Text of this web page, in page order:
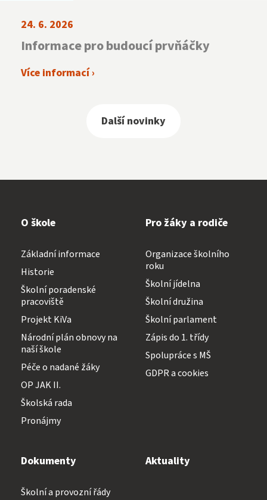
24. 6. 2026
Informace pro budoucí prvňáčky
Více informací ›
Další novinky
O škole
Základní informace
Historie
Školní poradenské
pracoviště
Projekt KiVa
Národní plán obnovy na
naší škole
Péče o nadané žáky
OP JAK II.
Školská rada
Pronájmy
Pro žáky a rodiče
Organizace školního
roku
Školní jídelna
Školní družina
Školní parlament
Zápis do 1. třídy
Spolupráce s MŠ
GDPR a cookies
Dokumenty
Školní a provozní řády
Aktuality